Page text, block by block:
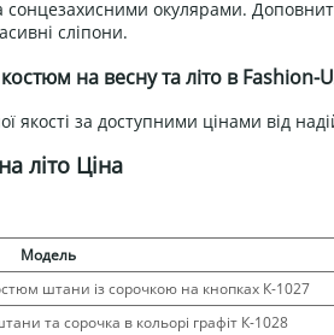
окулярами.
сліпони.
на весну та літо в Fashion-
за доступними цінами від
літо Ціна
Модель
штани із сорочкою на кнопках К-1027
та сорочка в кольорі графіт К-1028